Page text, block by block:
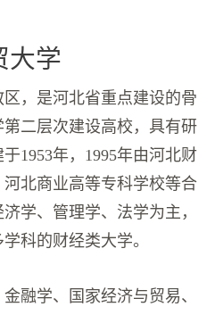
大学
，是河北省重点建设的骨
二层次建设高校，具有研
1953年，1995年由河北财
北商业高等专科学校等合
学、管理学、法学为主，
科的财经类大学。
融学、国家经济与贸易、